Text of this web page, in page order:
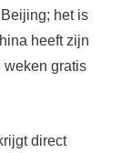
het is
heeft zijn
weken gratis
direct